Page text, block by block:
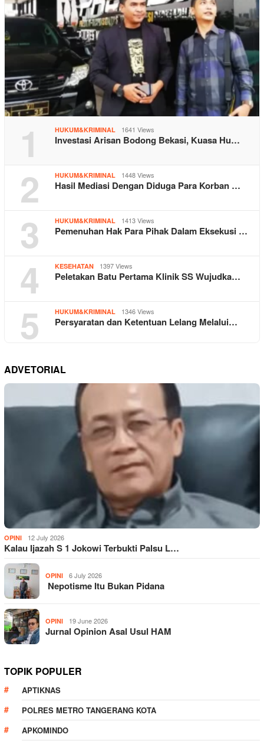
1 HUKUM&KRIMINAL 1641 Views
Investasi Arisan Bodong Bekasi, Kuasa Hu…
2 HUKUM&KRIMINAL 1448 Views
Hasil Mediasi Dengan Diduga Para Korban …
3 HUKUM&KRIMINAL 1413 Views
Pemenuhan Hak Para Pihak Dalam Eksekusi …
4 KESEHATAN 1397 Views
Peletakan Batu Pertama Klinik SS Wujudka…
5 HUKUM&KRIMINAL 1346 Views
Persyaratan dan Ketentuan Lelang Melalui…
ADVETORIAL
OPINI 12 July 2026
Kalau Ijazah S 1 Jokowi Terbukti Palsu L…
OPINI 6 July 2026
Nepotisme Itu Bukan Pidana
OPINI 19 June 2026
Jurnal Opinion Asal Usul HAM
TOPIK POPULER
APTIKNAS
POLRES METRO TANGERANG KOTA
APKOMINDO